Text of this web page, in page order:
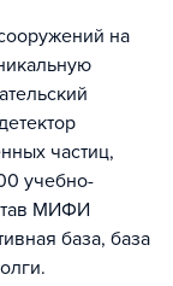
на
частиц,
учебно-
МИФИ
база, база